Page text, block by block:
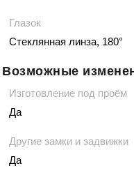
Глазок
Стеклянная линза, 180°
Возможные
Изготовление под проём
Да
Другие замки и задвижки
Да